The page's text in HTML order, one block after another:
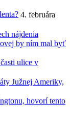
4. februára
nájdenia
by ním mal byť
ulice v
Južnej Ameriky,
hovorí tento